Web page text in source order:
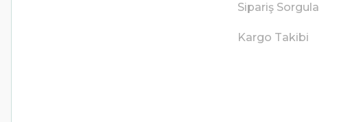
Sipariş Sorgula
Kargo Takibi